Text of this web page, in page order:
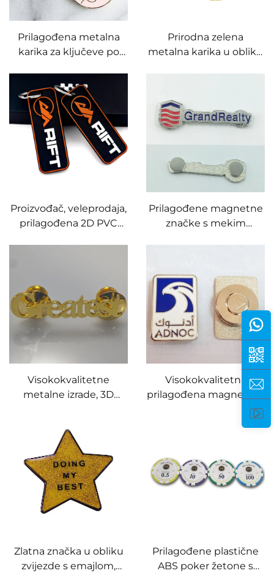
Prilagođena metalna
karika za ključeve po
okrugli oblik, tvrdo
emajlirana, pokošena
zlatom, 30 mm, karika
za ključeve s kićankama
Prirodna zelena
metalna karika u obliku
monstere
Proizvođač, veleprodaja,
prilagođena 2D PVC
poduzeća, pokloni za
promociju
Prilagođene magnetne
značke s mekim
Visokokvalitetne
metalne izrade, 3D
Visokokvalitetna
prilagođena magnetska
magnetska značka
Zlatna značka u obliku
zvijezde s emajlom,
Prilagođene plastične
ABS poker žetone s